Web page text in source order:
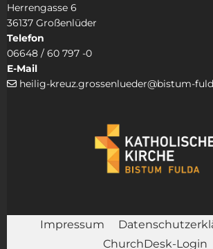
Herrengasse 6
36137 Großenlüder
Telefon
06648 / 60 797 -0
E-Mail
 heilig-kreuz.grossenlueder@bistum-
Impressum
ChurchDesk-Login